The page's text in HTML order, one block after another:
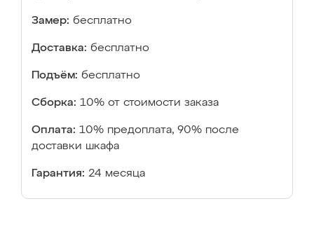
Замер: бесплатно
Доставка: бесплатно
Подъём: бесплатно
Сборка: 10% от стоимости заказа
Оплата: 10% предоплата, 90% после
доставки шкафа
Гарантия: 24 месяца